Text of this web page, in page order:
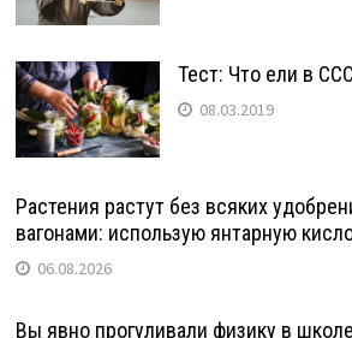
Тест: Что ели в
08.03.2019
Растения растут без всяких
вагонами: использую янтарную
06.08.2026
Вы явно прогуливали физику в